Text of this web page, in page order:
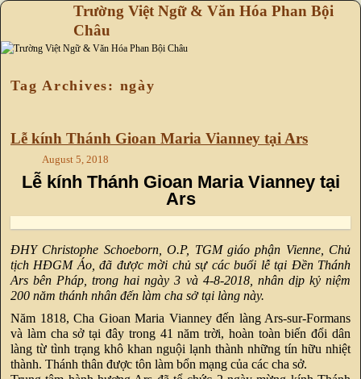
Trường Việt Ngữ & Văn Hóa Phan Bội
Châu
Tag Archives: ngày
Lễ kính Thánh Gioan Maria Vianney tại Ars
August 5, 2018
Lễ kính Thánh Gioan Maria Vianney tại
Ars
ĐHY Christophe Schoeborn, O.P, TGM giáo phận Vienne, Chủ
tịch HĐGM Áo, đã được mời chủ sự các buổi lễ tại Đền Thánh
Ars bên Pháp, trong hai ngày 3 và 4-8-2018, nhân dịp kỷ niệm
200 năm thánh nhân đến làm cha sở tại làng này.
Năm 1818, Cha Gioan Maria Vianney đến làng Ars-sur-Formans
và làm cha sở tại đây trong 41 năm trời, hoàn toàn biến đổi dân
làng từ tình trạng khô khan nguội lạnh thành những tín hữu nhiệt
thành. Thánh thân được tôn làm bổn mạng của các cha sở.